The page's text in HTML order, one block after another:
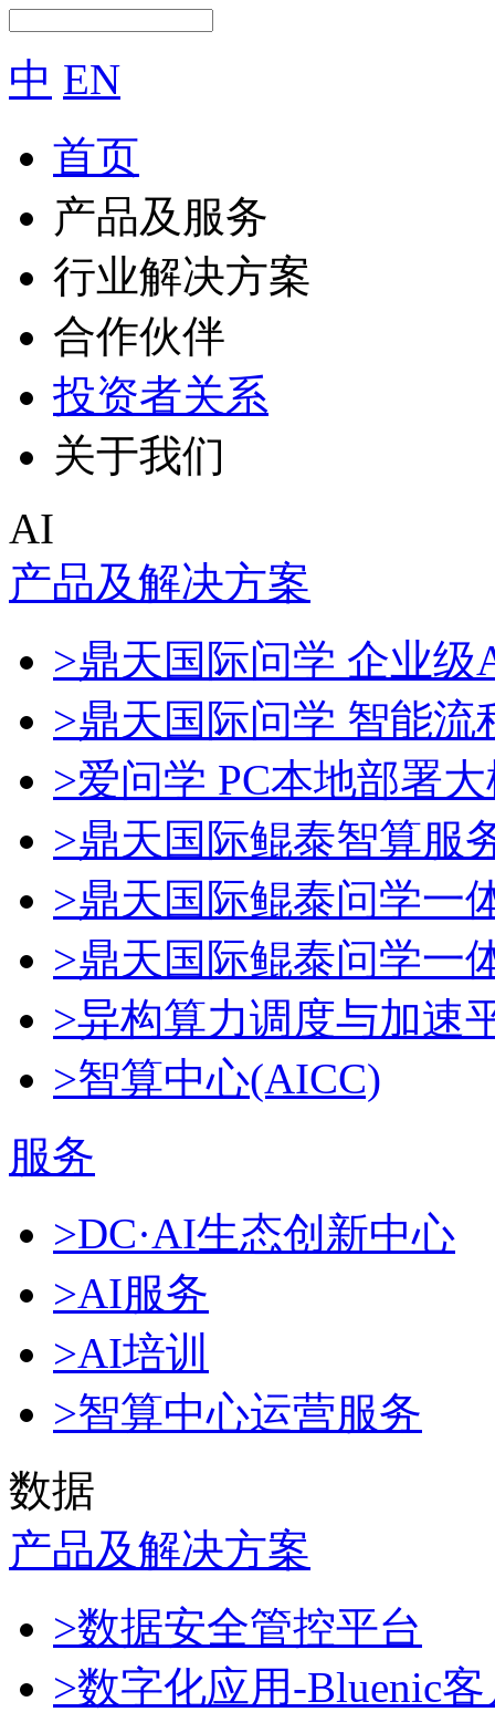
中 EN
首页
产品及服务
行业解决方案
合作伙伴
投资者关系
关于我们
AI
产品及解决方案
>鼎天国际问学 企业级
>鼎天国际问学 智能流
>爱问学 PC本地部署
>鼎天国际鲲泰智算服
>鼎天国际鲲泰问学一
>鼎天国际鲲泰问学一
>异构算力调度与加速
>智算中心(AICC)
服务
>DC·AI生态创新中心
>AI服务
>AI培训
>智算中心运营服务
数据
产品及解决方案
>数据安全管控平台
>数字化应用-Bluenic